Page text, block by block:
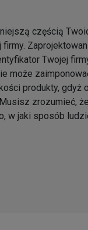
częścią
Twojej
może
produkty, gdyż
zrozumieć,
w jaki sposób